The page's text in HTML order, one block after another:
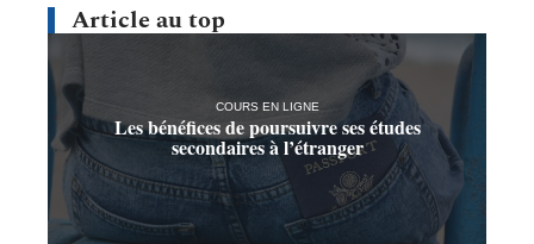
Article au top
COURS EN LIGNE
Les bénéfices de poursuivre ses études
secondaires à l’étranger